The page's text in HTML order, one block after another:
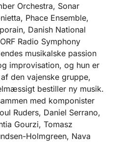
Orchestra, Sonar
Phace Ensemble,
Danish National
Radio Symphony
musikalske passion
improvisation, og hun er
den vajenske gruppe,
bestiller ny musik.
med komponister
Ruders, Daniel Serrano,
Gourzi, Tomasz
Holmgreen, Nava